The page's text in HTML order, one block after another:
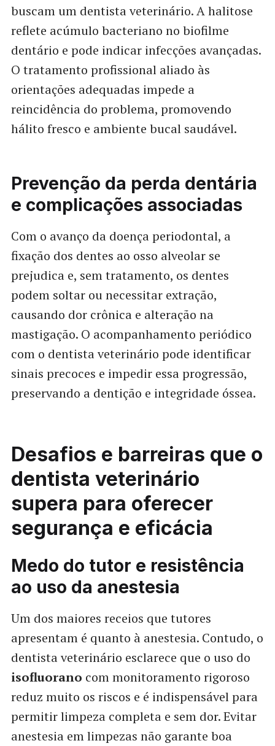
buscam um dentista veterinário. A halitose
reflete acúmulo bacteriano no biofilme
dentário e pode indicar infecções avançadas.
O tratamento profissional aliado às
orientações adequadas impede a
reincidência do problema, promovendo
hálito fresco e ambiente bucal saudável.
Prevenção da perda dentária
e complicações associadas
Com o avanço da doença periodontal, a
fixação dos dentes ao osso alveolar se
prejudica e, sem tratamento, os dentes
podem soltar ou necessitar extração,
causando dor crônica e alteração na
mastigação. O acompanhamento periódico
com o dentista veterinário pode identificar
sinais precoces e impedir essa progressão,
preservando a dentição e integridade óssea.
Desafios e barreiras que o
dentista veterinário
supera para oferecer
segurança e eficácia
Medo do tutor e resistência
ao uso da anestesia
Um dos maiores receios que tutores
apresentam é quanto à anestesia. Contudo, o
dentista veterinário esclarece que o uso do
isofluorano com monitoramento rigoroso
reduz muito os riscos e é indispensável para
permitir limpeza completa e sem dor. Evitar
anestesia em limpezas não garante boa